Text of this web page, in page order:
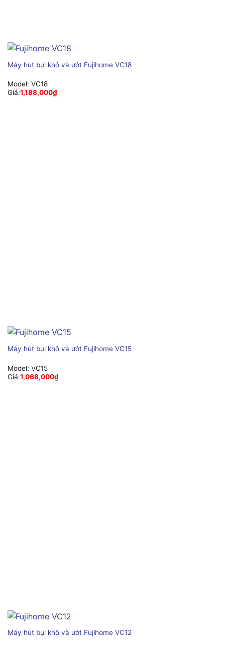
Máy hút bụi khô và ướt Fujihome VC18
Model: VC18
Giá:1,188,000₫
Máy hút bụi khô và ướt Fujihome VC15
Model: VC15
Giá:1,068,000₫
Máy hút bụi khô và ướt Fujihome VC12